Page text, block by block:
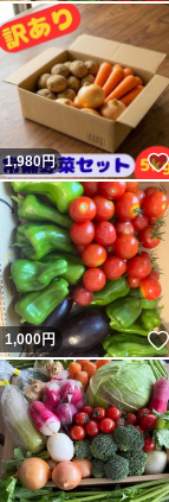
1,980円
1,000円